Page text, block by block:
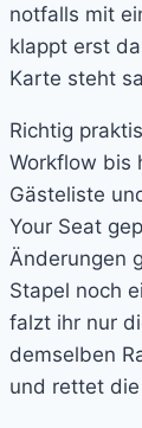
notfalls mit
klappt erst
Karte steht
Richtig
Workflow bis
Gästeliste
Your Seat
Änderungen
Stapel noch
falzt ihr nur
demselben
und rettet